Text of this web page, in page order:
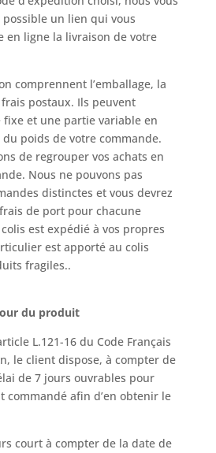
un lien qui vous
en ligne la livraison de votre
comprennent l’emballage, la
postaux. Ils peuvent
et une partie variable en
poids de votre commande.
de regrouper vos achats en
Nous ne pouvons pas
distinctes et vous devrez
de port pour chacune
est expédié à vos propres
est apporté au colis
fragiles..
du produit
L.121-16 du Code Français
le client dispose, à compter de
de 7 jours ouvrables pour
afin d’en obtenir le
court à compter de la date de